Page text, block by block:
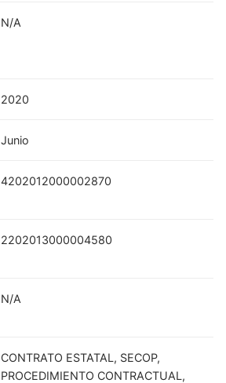
N/A
2020
Junio
4202012000002870
2202013000004580
N/A
CONTRATO ESTATAL, SECOP,
PROCEDIMIENTO CONTRACTUAL,